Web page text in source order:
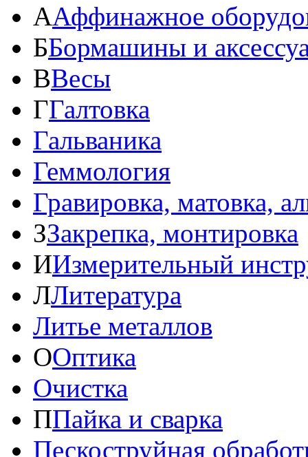
ААффинажное
ББормашины и
ВВесы
ГГалтовка
Гальваника
Геммология
Гравировка, матовка,
ЗЗакрепка, монтировка
ИИзмерительный
ЛЛитература
Литье металлов
ООптика
Очистка
ППайка и сварка
Пескоструйная